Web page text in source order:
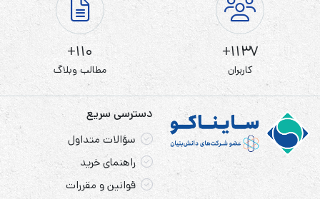
1137+
کاربران
110+
مطالب وبلاگ
دسترسی سریع
سؤالات متداول
راهنمای خرید
قوانین و مقررات